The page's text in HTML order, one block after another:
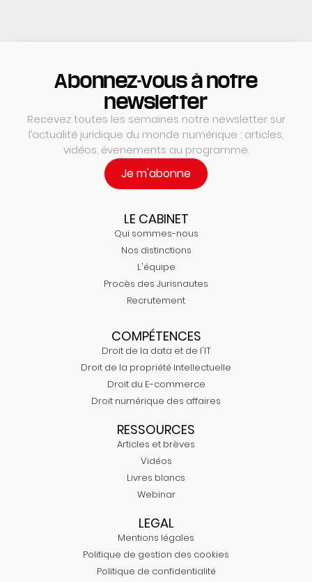
Abonnez-vous à notre
newsletter
Recevez toutes les semaines notre newsletter sur
l’actualité juridique du monde numérique : articles,
vidéos, évenements au programme.
Je m'abonne
LE CABINET
Qui sommes-nous
Nos distinctions
L'équipe
Procès des Jurisnautes
Recrutement
COMPÉTENCES
Droit de la data et de l'IT
Droit de la propriété Intellectuelle
Droit du E-commerce
Droit numérique des affaires
RESSOURCES
Articles et brèves
Vidéos
Livres blancs
Webinar
LEGAL
Mentions légales
Politique de gestion des cookies
Politique de confidentialité